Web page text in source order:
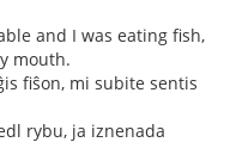
and I was eating fish,
mouth.
fiŝon, mi subite sentis
rybu, ja iznenada